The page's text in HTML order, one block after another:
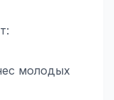
молодых